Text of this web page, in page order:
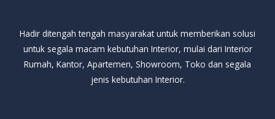
Hadir ditengah tengah masyarakat untuk memberikan solusi
untuk segala macam kebutuhan Interior, mulai dari Interior
Rumah, Kantor, Apartemen, Showroom, Toko dan segala
jenis kebutuhan Interior.